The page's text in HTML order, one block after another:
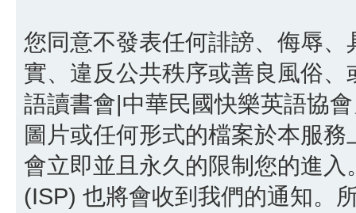
您同意不發表任何誹謗、侮辱
實、違反公共秩序或善良風俗
語讀書會|中華民國快樂英語協
圖片或任何形式的檔案於本服
會立即並且永久的限制您的進
(ISP) 也將會收到我們的通知。